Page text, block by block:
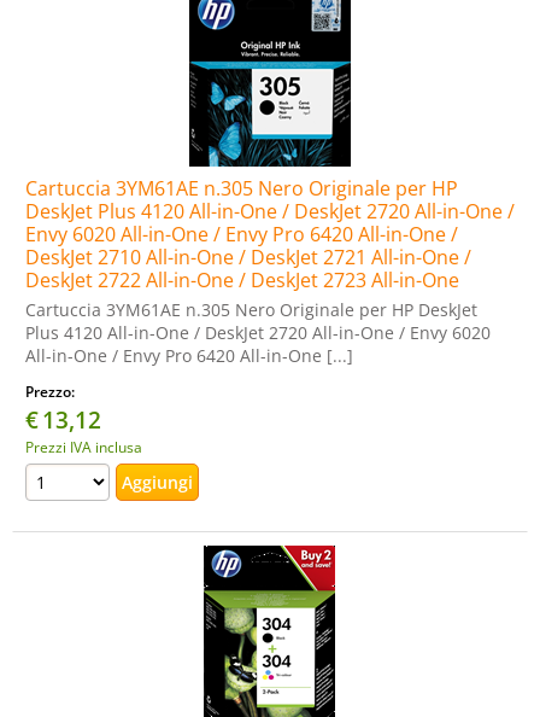
Cartuccia 3YM61AE n.305 Nero Originale per HP
DeskJet Plus 4120 All-in-One / DeskJet 2720 All-in-One /
Envy 6020 All-in-One / Envy Pro 6420 All-in-One /
DeskJet 2710 All-in-One / DeskJet 2721 All-in-One /
DeskJet 2722 All-in-One / DeskJet 2723 All-in-One
Cartuccia 3YM61AE n.305 Nero Originale per HP DeskJet
Plus 4120 All-in-One / DeskJet 2720 All-in-One / Envy 6020
All-in-One / Envy Pro 6420 All-in-One [...]
Prezzo:
€13,12
Prezzi IVA inclusa